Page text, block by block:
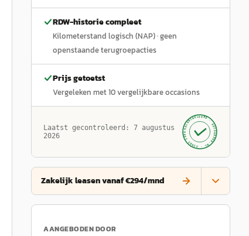
RDW-historie compleet
Kilometerstand logisch (NAP)· geen
openstaande terugroepacties
Prijs getoetst
Vergeleken met10vergelijkbare occasions
Laatst gecontroleerd: 7 augustus
2026
GECONTROLEERD ·
AUTOKOPEN.NL
· SINDS 1999 ·
Zakelijk leasen vanaf €294/mnd
AANGEBODEN DOOR